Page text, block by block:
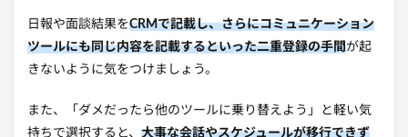
日報や面談結果をCRMで記載し、さらにコミュニケーション
ツールにも同じ内容を記載するといった二重登録の手間が起
きないように気をつけましょう。
また、「ダメだったら他のツールに乗り替えよう」と軽い気
持ちで選択すると、 大事な会話やスケジュールが移行できず